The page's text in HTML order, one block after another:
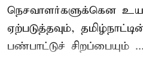
நெசவாளர்களுக்கென
ஏற்படுத்தவும்,
பண்பாட்டுச் சிறப்பையும் ...